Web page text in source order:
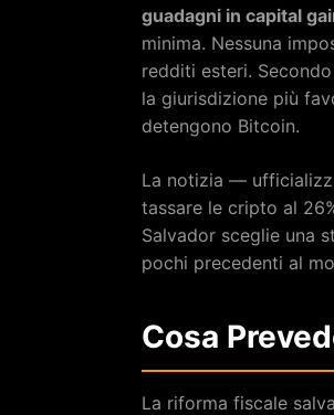
guadagni in capital
minima. Nessuna
redditi esteri.
la giurisdizione più
detengono Bitcoin.
La notizia —
tassare le cripto al
Salvador sceglie una
pochi precedenti al
Cosa
La riforma fiscale